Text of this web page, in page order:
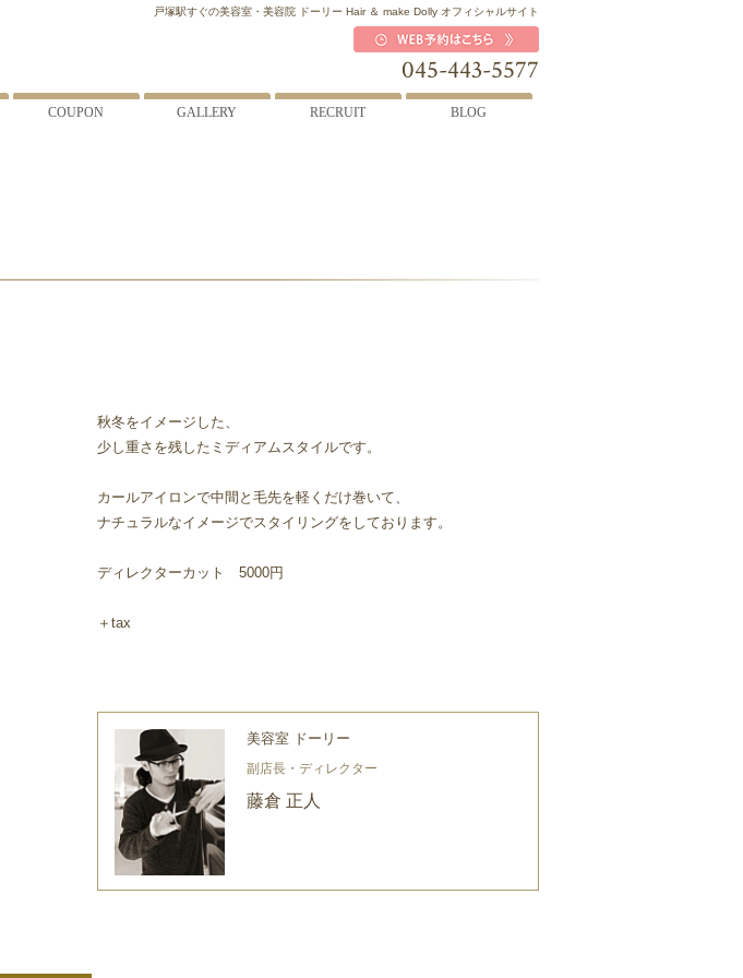
戸塚駅すぐの美容室・美容院 ドーリー Hair ＆ make Dolly オフィシャルサイト
045-443-5577
COUPON GALLERY RECRUIT BLOG
秋冬をイメージした、
少し重さを残したミディアムスタイルです。
カールアイロンで中間と毛先を軽くだけ巻いて、
ナチュラルなイメージでスタイリングをしております。
ディレクターカット 5000円
＋tax
美容室 ドーリー
副店長・ディレクター
藤倉 正人